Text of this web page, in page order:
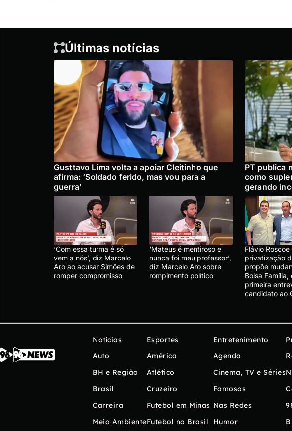
Últimas notícias
Gusttavo Lima volta a apoiar Cleitinho que
afirma: ‘Soldado ferido, mas vou para a
guerra’
PT publica
como
gerando
‘Com essa turma é só
vem a nós’, diz Marcelo
Aro ao acusar Simões de
romper compromisso
‘Mateus é mentiroso e
nunca foi meu professor’,
diz Marcelo Aro sobre
rompimento político
Flávio
privatização
propõe
Bolsa Família,
primeira
candidato ao
Notícias
Auto
BH e Região
Brasil
Carreira
Meio Ambiente
Esportes
América
Atlético
Cruzeiro
Futebol em Minas
Futebol no Brasil
Entretenimento
Agenda
Cinema, TV e Séries
Famosos
Nas Redes
Humor